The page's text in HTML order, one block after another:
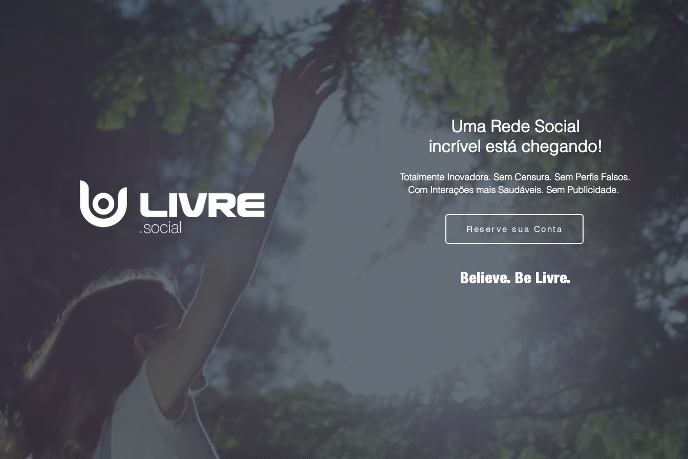
Uma Rede Social
incrível está chegando!
Totalmente Inovadora. Sem Censura. Sem Perfis Falsos.
Com Interações mais Saudáveis. Sem Publicidade.
Reserve sua Conta
Believe. Be Livre.